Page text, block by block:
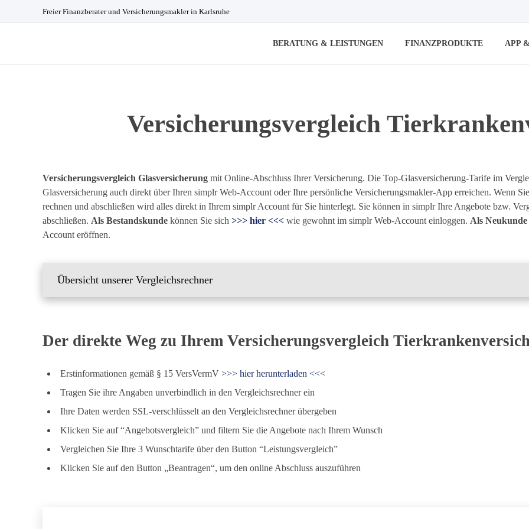
Freier Finanzberater und Versicherungsmakler in Karlsruhe
BERATUNG & LEISTUNGEN FINANZPRODUKTE APP
Versicherungsvergleich
Versicherungsvergleich Glasversicherung mit Online-Abschluss Ihrer Versicherung. Die Top-Glasversicherung-Tarife im
Glasversicherung auch direkt über Ihren simplr Web-Account oder Ihre persönliche Versicherungsmakler-App erreichen. Wenn
rechnen und abschließen wird alles direkt in Ihrem simplr Account für Sie hinterlegt. Sie können in simplr Ihre Angebote bzw.
abschließen. Als Bestandskunde können Sie sich >>> hier <<< wie gewohnt im simplr Web-Account einloggen. Als Neukunde
Account eröffnen.
Übersicht unserer Vergleichsrechner
Der direkte Weg zu Ihrem Versicherungsvergleich
Erstinformationen gemäß § 15 VersVermV >>> hier herunterladen <<<
Tragen Sie ihre Angaben unverbindlich in den Vergleichsrechner ein
Ihre Daten werden SSL-verschlüsselt an den Vergleichsrechner übergeben
Klicken Sie auf “Angebotsvergleich” und filtern Sie die Angebote nach Ihrem Wunsch
Vergleichen Sie Ihre 3 Wunschtarife über den Button “Leistungsvergleich”
Klicken Sie auf den Button „Beantragen“, um den online Abschluss auszuführen